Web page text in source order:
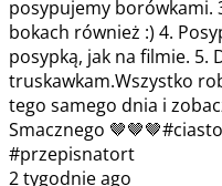
posypujemy borówkami.
bokach również :) 4.
posypką, jak na filmie. 5.
truskawkam.Wszystko
tego samego dnia i
Smacznego
#przepisnatort
2 tygodnie ago